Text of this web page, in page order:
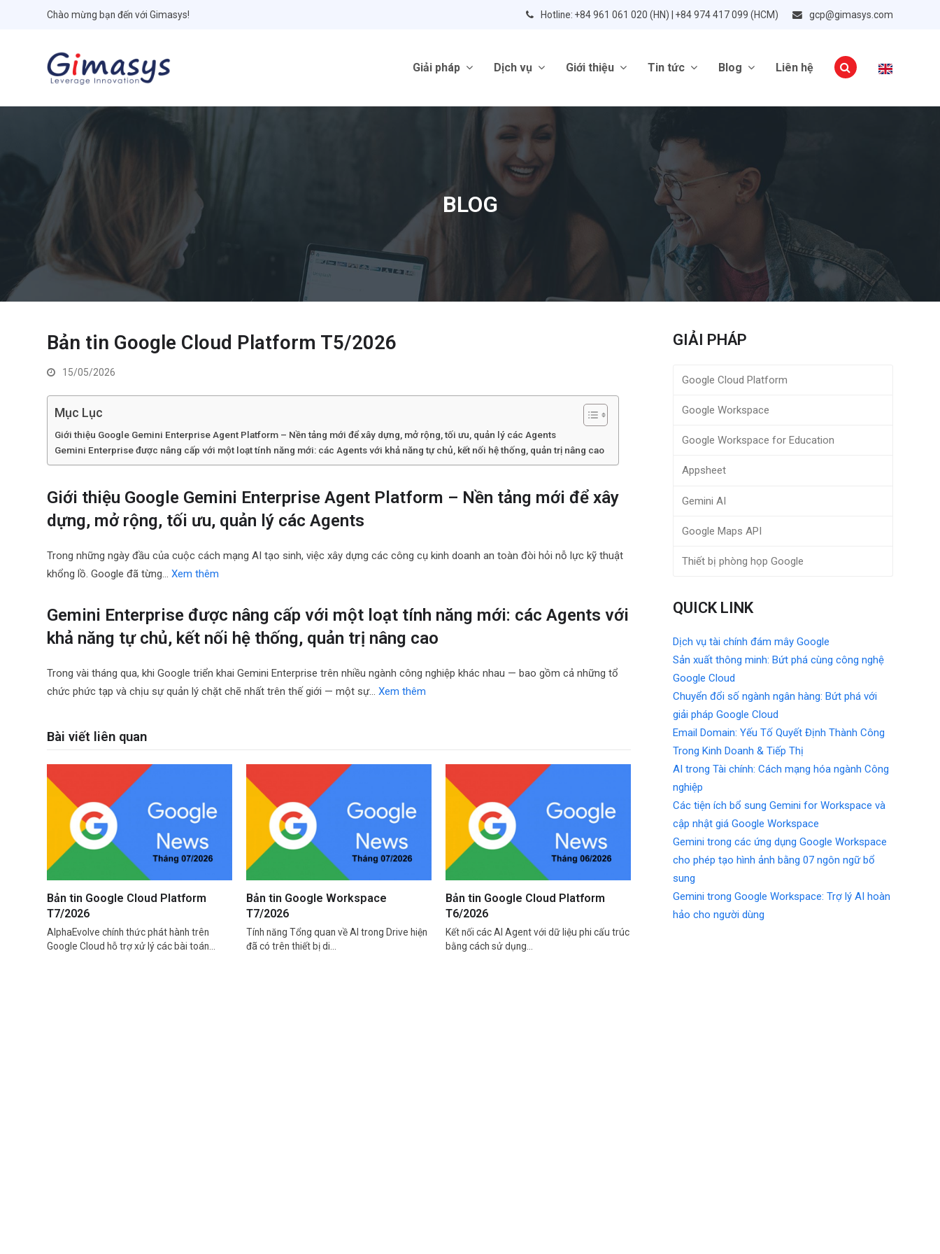
Chào mừng bạn đến với Gimasys! Hotline: +84 961 061 020 (HN) | +84 974 417 099 (HCM) gcp@gimasys.com
Giải pháp Dịch vụ Giới thiệu Tin tức Blog Liên hệ
BLOG
Bản tin Google Cloud Platform T5/2026
15/05/2026
Mục Lục
Giới thiệu Google Gemini Enterprise Agent Platform – Nền tảng mới để xây dựng, mở rộng, tối ưu, quản lý các Agents
Gemini Enterprise được nâng cấp với một loạt tính năng mới: các Agents với khả năng tự chủ, kết nối hệ thống, quản trị nâng cao
Giới thiệu Google Gemini Enterprise Agent Platform – Nền tảng mới để xây
dựng, mở rộng, tối ưu, quản lý các Agents
Trong những ngày đầu của cuộc cách mạng AI tạo sinh, việc xây dựng các công cụ kinh doanh an toàn đòi hỏi nỗ lực kỹ thuật
khổng lồ. Google đã từng…Xem thêm
Gemini Enterprise được nâng cấp với một loạt tính năng mới: các Agents với
khả năng tự chủ, kết nối hệ thống, quản trị nâng cao
Trong vài tháng qua, khi Google triển khai Gemini Enterprise trên nhiều ngành công nghiệp khác nhau — bao gồm cả những tổ
chức phức tạp và chịu sự quản lý chặt chẽ nhất trên thế giới — một sự…Xem thêm
Bài viết liên quan
Bản tin Google Cloud Platform
T7/2026
AlphaEvolve chính thức phát hành trên
Google Cloud hỗ trợ xử lý các bài toán…
Bản tin Google Workspace
T7/2026
Tính năng Tổng quan về AI trong Drive hiện
đã có trên thiết bị di…
Bản tin Google Cloud Platform
T6/2026
Kết nối các AI Agent với dữ liệu phi cấu trúc
bằng cách sử dụng…
GIẢI PHÁP
Google Cloud Platform
Google Workspace
Google Workspace for Education
Appsheet
Gemini AI
Google Maps API
Thiết bị phòng họp Google
QUICK LINK
Dịch vụ tài chính đám mây Google
Sản xuất thông minh: Bứt phá cùng công nghệ
Google Cloud
Chuyển đổi số ngành ngân hàng: Bứt phá với
giải pháp Google Cloud
Email Domain: Yếu Tố Quyết Định Thành Công
Trong Kinh Doanh & Tiếp Thị
AI trong Tài chính: Cách mạng hóa ngành Công
nghiệp
Các tiện ích bổ sung Gemini for Workspace và
cập nhật giá Google Workspace
Gemini trong các ứng dụng Google Workspace
cho phép tạo hình ảnh bằng 07 ngôn ngữ bổ
sung
Gemini trong Google Workspace: Trợ lý AI hoàn
hảo cho người dùng